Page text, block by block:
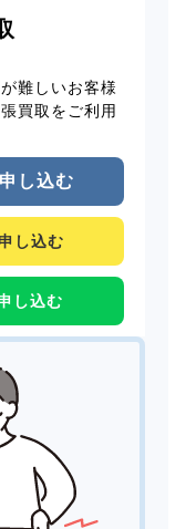
難しいお客様
買取をご利用
し込む
し込む
し込む